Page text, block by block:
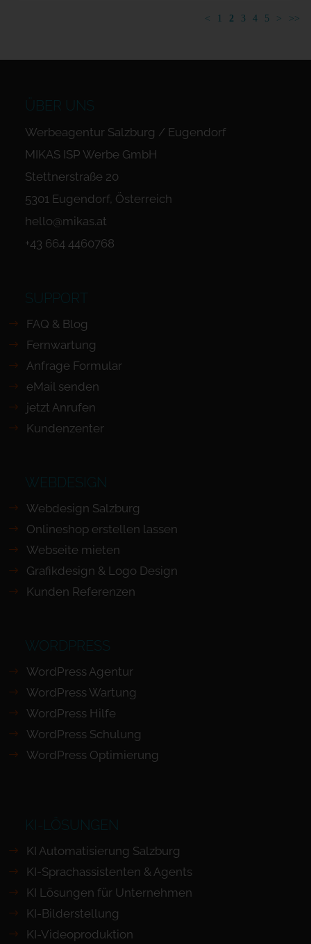
< 1 2 3 4 5 > >>
ÜBER UNS
Werbeagentur Salzburg / Eugendorf
MIKAS ISP Werbe GmbH
Stettnerstraße 20
5301 Eugendorf, Österreich
hello@mikas.at
+43 664 4460768
SUPPORT
FAQ & Blog
Fernwartung
Anfrage Formular
eMail senden
jetzt Anrufen
Kundenzenter
WEBDESIGN
Webdesign Salzburg
Onlineshop erstellen lassen
Webseite mieten
Grafikdesign & Logo Design
Kunden Referenzen
WORDPRESS
WordPress Agentur
WordPress Wartung
WordPress Hilfe
WordPress Schulung
WordPress Optimierung
KI-LÖSUNGEN
KI Automatisierung Salzburg
KI-Sprachassistenten & Agents
KI Lösungen für Unternehmen
KI-Bilderstellung
KI-Videoproduktion